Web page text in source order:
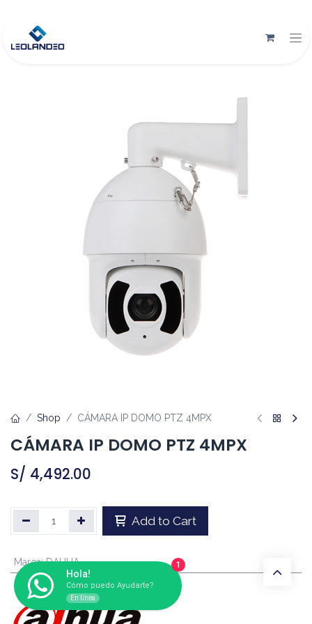
Shop CÁMARA IP DOMO PTZ 4MPX
CÁMARA IP DOMO PTZ 4MPX
S/ 4,492.00
Add to Cart
Marca:DAHUA
Hola!
Cómo puedo Ayudarte?
En línea
1